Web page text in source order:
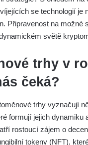
se technologií je
Připravenost na možné
světě
trhy v
čeká?
trhy vyznačují
formují jejich dynamiku
rostoucí zájem o
tokeny (NFT),